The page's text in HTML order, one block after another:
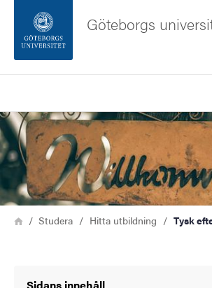
Sidfoten
Om webbplatsen
Göteborgs
Bild
Länkstig
HemStudera Hitta utbildning Tysk